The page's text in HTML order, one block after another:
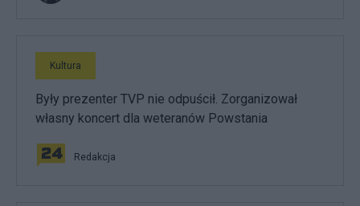
Kultura
Były prezenter TVP nie odpuścił. Zorganizował
własny koncert dla weteranów Powstania
Redakcja